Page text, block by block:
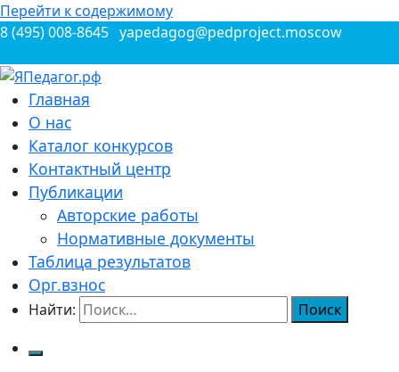
Перейти к содержимому
8 (495) 008-8645 yapedagog@pedproject.moscow
ЯПедагог.рф
Всероссийские конкурсы для педагогов
Главная
О нас
Каталог конкурсов
Контактный центр
Публикации
Авторские работы
Нормативные документы
Таблица результатов
Орг.взнос
Найти: